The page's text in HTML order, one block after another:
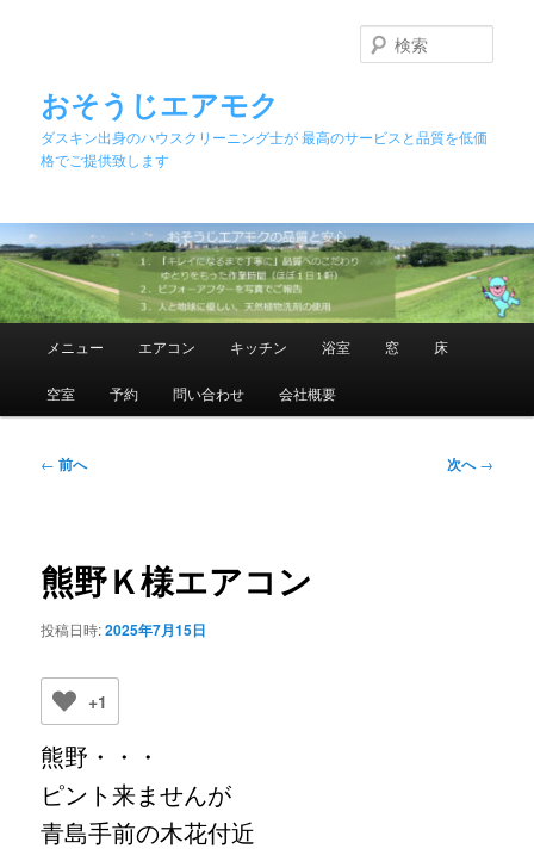
移
動
おそうじエアモク
ダスキン出身のハウスクリーニング士が 最高のサービスと品質を低価
格でご提供致します
索
メ
メニュー エアコン キッチン 浴室 窓 床
空室 予約 問い合わせ 会社概要
投
ゲ
ー
ョ
← 前へ 次へ→
熊野Ｋ様エアコン
投稿日時:2025年7月15日
+1
熊野・・・
ピント来ませんが
青島手前の木花付近